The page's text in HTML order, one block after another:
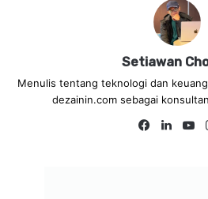
Setiawan
Menulis tentang teknologi dan
dezainin.com sebagai
Fa
Lin